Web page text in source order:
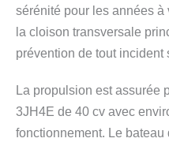
sérénité pour les années à
la cloison transversale
prévention de tout incident
La propulsion est assurée
3JH4E de 40 cv avec
fonctionnement. Le